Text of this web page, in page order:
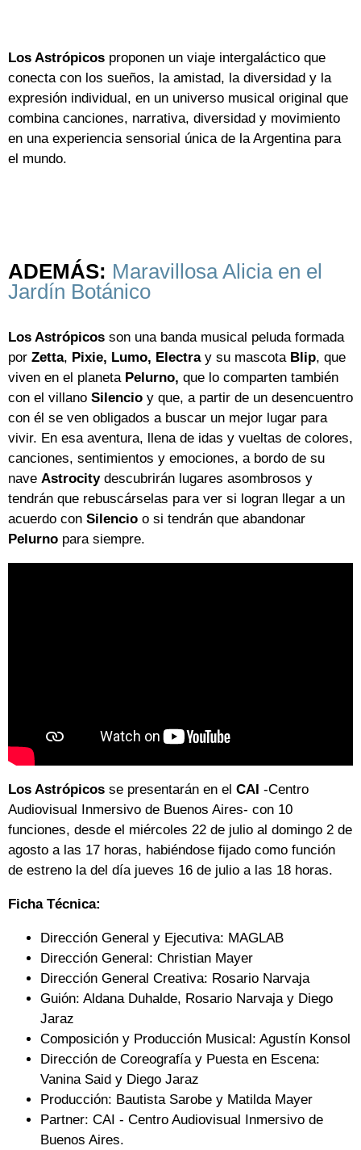
Los Astrópicos proponen un viaje intergaláctico que
conecta con los sueños, la amistad, la diversidad y la
expresión individual, en un universo musical original que
combina canciones, narrativa, diversidad y movimiento
en una experiencia sensorial única de la Argentina para
el mundo.
ADEMÁS: Maravillosa Alicia en el
Jardín Botánico
Los Astrópicos son una banda musical peluda formada
por Zetta, Pixie, Lumo, Electray su mascota Blip, que
viven en el planeta Pelurno, que lo comparten también
con el villano Silencio y que, a partir de un desencuentro
con él se ven obligados a buscar un mejor lugar para
vivir. En esa aventura, llena de idas y vueltas de colores,
canciones, sentimientos y emociones, a bordo de su
nave Astrocitydescubrirán lugares asombrosos y
tendrán que rebuscárselas para ver si logran llegar a un
acuerdo con Silencio o si tendrán que abandonar
Pelurno para siempre.
Los Astrópicos se presentarán en el CAI -Centro
Audiovisual Inmersivo de Buenos Aires- con 10
funciones, desde el miércoles 22 de julio al domingo 2 de
agosto a las 17 horas, habiéndose fijado como función
de estreno la del día jueves 16 de julio a las 18 horas.
Ficha Técnica:
Dirección General y Ejecutiva: MAGLAB
Dirección General: Christian Mayer
Dirección General Creativa: Rosario Narvaja
Guión: Aldana Duhalde, Rosario Narvaja y Diego
Jaraz
Composición y Producción Musical: Agustín Konsol
Dirección de Coreografía y Puesta en Escena:
Vanina Said y Diego Jaraz
Producción: Bautista Sarobe y Matilda Mayer
Partner: CAI - Centro Audiovisual Inmersivo de
Buenos Aires.